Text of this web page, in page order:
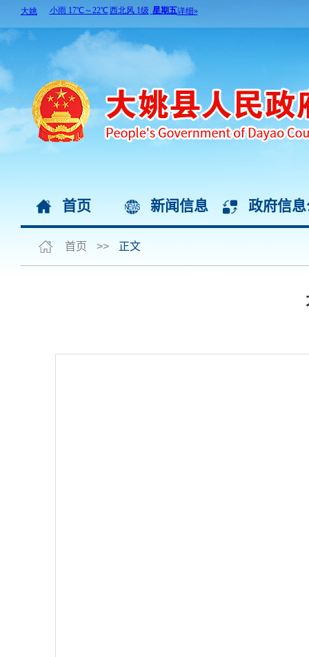
首页 新闻信息 政府信
首页 >> 正文